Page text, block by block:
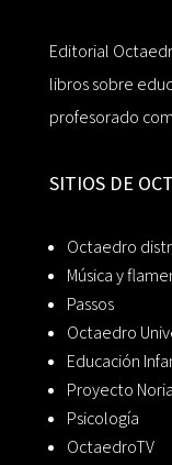
Editorial
libros sobre
profesorado
SITIOS DE
Octaedro
Música y
Passos
Octaedro
Educación
Proyecto Noria
Psicología
OctaedroTV